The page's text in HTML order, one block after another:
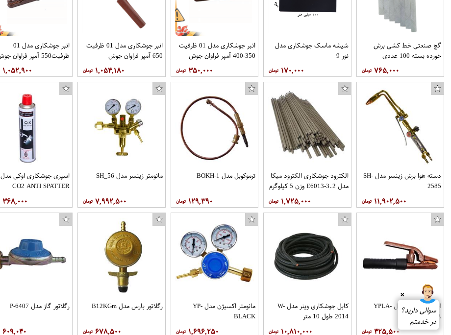
گچ صنعتی خط کشی برش
خورده بسته 100 عددی
۷۶۵,۰۰۰
شیشه ماسک جوشکاری مدل
نور 9
۱۷۰,۰۰۰
انبر جوشکاری مدل 01 ظرفیت
350-400 آمپر فراوان جوش
۳۵۰,۰۰۰
انبر جوشکاری مدل 01 ظرفیت
650 آمپر فراوان جوش
۱,۰۵۴,۱۸۰
انبر جوشکاری مدل 01
ظرفیت550 آمپر فراوان جوش
۱,۰۵۲,۹۰۰
دسته هوا برش زینسر مدل SH-
2585
۱۱,۹۰۲,۵۰۰
الکترود جوشکاری الکترود میکا
مدل E6013-3.2 وزن 5 کیلوگرم
۱,۷۲۵,۰۰۰
ترموکوبل مدل BOKH-1
۱۲۹,۳۹۰
مانومتر زینسر مدل SH_56
۷,۹۹۲,۵۰۰
اسپری جوشکاری اوکی مدل
CO2 ANTI SPATTER
۳۶۸,۰۰۰
انبر جوشکاری مدل YPLA-
MAKS300A
۴۲۵,۵۰۰
کابل جوشکاری وینر مدل W-
2014 طول 10 متر
۱۰,۸۱۰,۰۰۰
مانومتر اکسیژن مدل YP-
BLACK
۱,۶۹۶,۲۵۰
رگلاتور پارس مدل B12KGm
۶۷۸,۵۰۰
رگلاتور گاز مدل P-6407
۶۰۹,۰۴۰
❌
سوالی دارید؟
در خدمتم